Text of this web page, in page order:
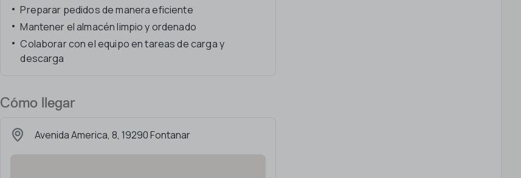
Preparar pedidos de manera eficiente
Mantener el almacén limpio y ordenado
Colaborar con el equipo en tareas de carga y
descarga
Cómo llegar
Avenida America, 8, 19290 Fontanar